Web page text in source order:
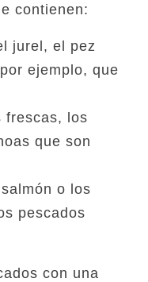
contienen:
jurel, el pez
ejemplo, que
frescas, los
que son
o los
pescados
con una